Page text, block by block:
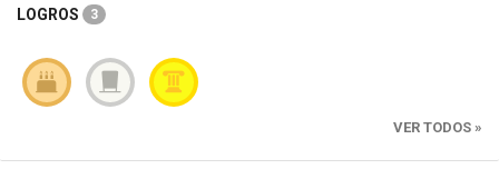
LOGROS 3
VER TODOS »